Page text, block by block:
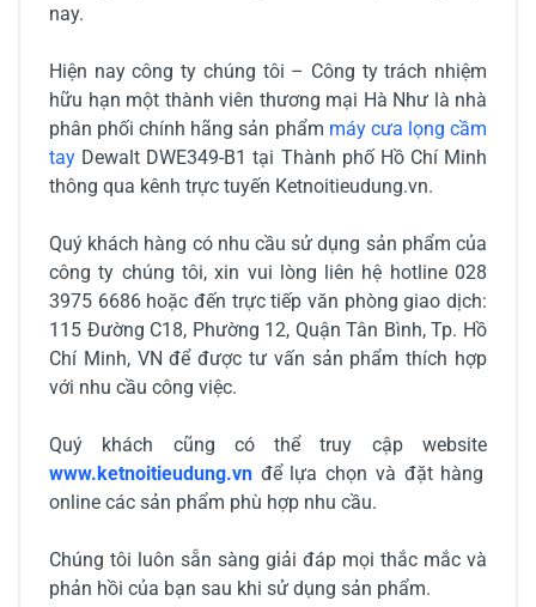
nay.
Hiện nay công ty chúng tôi – Công ty trách nhiệm
hữu hạn một thành viên thương mại Hà Như là nhà
phân phối chính hãng sản phẩm máy cưa lọng cầm
tay Dewalt DWE349-B1 tại Thành phố Hồ Chí Minh
thông qua kênh trực tuyến Ketnoitieudung.vn.
Quý khách hàng có nhu cầu sử dụng sản phẩm của
công ty chúng tôi, xin vui lòng liên hệ hotline 028
3975 6686 hoặc đến trực tiếp văn phòng giao dịch:
115 Đường C18, Phường 12, Quận Tân Bình, Tp. Hồ
Chí Minh, VN để được tư vấn sản phẩm thích hợp
với nhu cầu công việc.
Quý khách cũng có thể truy cập website
www.ketnoitieudung.vn để lựa chọn và đặt hàng
online các sản phẩm phù hợp nhu cầu.
Chúng tôi luôn sẵn sàng giải đáp mọi thắc mắc và
phản hồi của bạn sau khi sử dụng sản phẩm.